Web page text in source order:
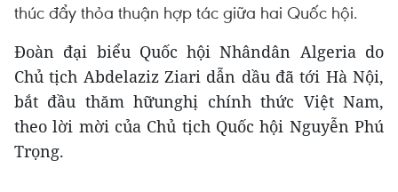
thúc đẩy thỏa thuận hợp tác giữa hai Quốc hội.
Đoàn đại biểu Quốc hội Nhândân Algeria do
Chủ tịch Abdelaziz Ziari dẫn dầu đã tới Hà Nội,
bắt đầu thăm hữunghị chính thức Việt Nam,
theo lời mời của Chủ tịch Quốc hội Nguyễn Phú
Trọng.